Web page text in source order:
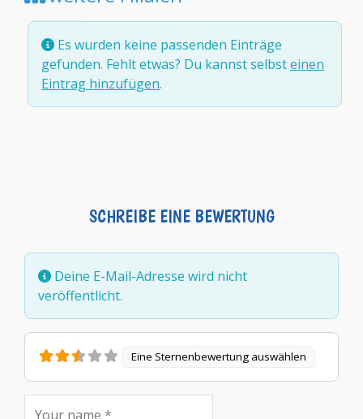
Es wurden keine passenden Einträge
gefunden. Fehlt etwas? Du kannst selbsteinen
Eintrag hinzufügen.
SCHREIBE EINE BEWERTUNG
Deine E-Mail-Adresse wird nicht
veröffentlicht.
Eine Sternenbewertung auswählen